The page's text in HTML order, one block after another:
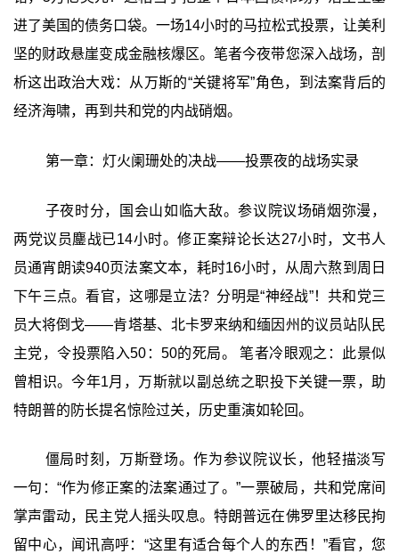
进了美国的债务口袋。一场14小时的马拉松式投票，让美利
坚的财政悬崖变成金融核爆区。笔者今夜带您深入战场，剖
析这出政治大戏：从万斯的“关键将军”角色，到法案背后的
经济海啸，再到共和党的内战硝烟。
第一章：灯火阑珊处的决战——投票夜的战场实录
子夜时分，国会山如临大敌。参议院议场硝烟弥漫，
两党议员鏖战已14小时。修正案辩论长达27小时，文书人
员通宵朗读940页法案文本，耗时16小时，从周六熬到周日
下午三点。看官，这哪是立法？分明是“神经战”！共和党三
员大将倒戈——肯塔基、北卡罗来纳和缅因州的议员站队民
主党，令投票陷入50：50的死局。 笔者冷眼观之：此景似
曾相识。今年1月，万斯就以副总统之职投下关键一票，助
特朗普的防长提名惊险过关，历史重演如轮回。
僵局时刻，万斯登场。作为参议院议长，他轻描淡写
一句：“作为修正案的法案通过了。”一票破局，共和党席间
掌声雷动，民主党人摇头叹息。特朗普远在佛罗里达移民拘
留中心，闻讯高呼：“这里有适合每个人的东西！”看官，您